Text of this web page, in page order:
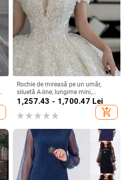
Rochie de mireasă pe un umăr,
siluetă A-line, lungime mini,
țesătură chenille cu spandex,
primăvara 2024
1,257.43 - 1,700.47 Lei
add_shopping_cart